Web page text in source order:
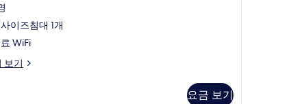
이즈침대 1개
WiFi
보기
요금 보기